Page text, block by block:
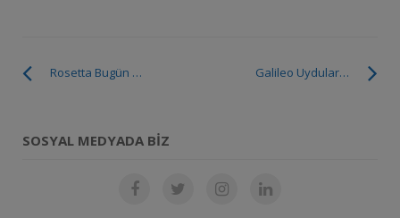
Galileo Uydularında Problemler Ortaya Çıktı
Rosetta Bugün Görevini Tamamlıyor
SOSYAL MEDYADA BIZ